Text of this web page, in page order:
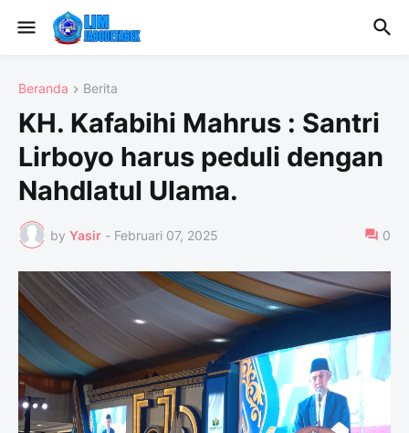
Beranda Berita
KH. Kafabihi Mahrus : Santri
Lirboyo harus peduli dengan
Nahdlatul Ulama.
by Yasir - Februari 07, 2025 0